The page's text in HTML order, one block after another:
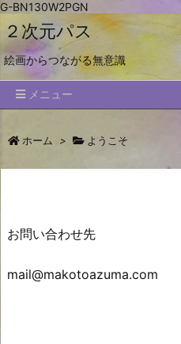
G-BN130W2PGN
２次元パス
絵画からつながる無意識
メニュー
ホーム > ようこそ
お問い合わせ先
mail@makotoazuma.com